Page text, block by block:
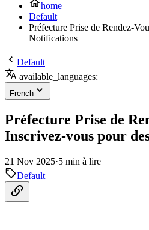
home
Default
Préfecture Prise de Rendez-
Notifications
Default
available_languages:
French
Préfecture Prise de
Inscrivez-vous pour
21 Nov 2025·5 min à lire
Default